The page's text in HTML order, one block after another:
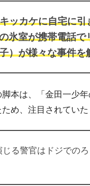
ッカケに自宅に
氷室が携帯電話
）が様々な事件を
本は、「金田一少
め、注目されてい
る警官はドジでの